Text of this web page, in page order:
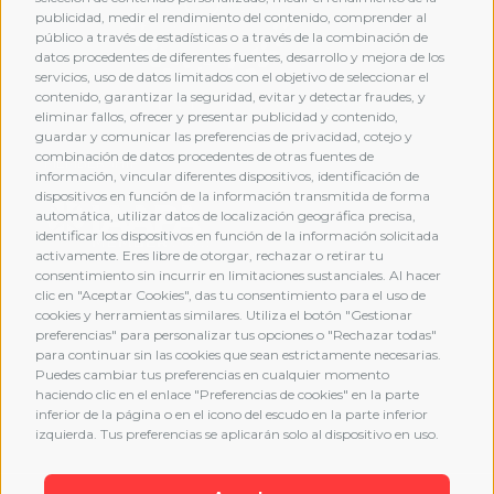
publicidad, medir el rendimiento del contenido, comprender al
público a través de estadísticas o a través de la combinación de
datos procedentes de diferentes fuentes, desarrollo y mejora de los
servicios, uso de datos limitados con el objetivo de seleccionar el
contenido, garantizar la seguridad, evitar y detectar fraudes, y
eliminar fallos, ofrecer y presentar publicidad y contenido,
guardar y comunicar las preferencias de privacidad, cotejo y
combinación de datos procedentes de otras fuentes de
información, vincular diferentes dispositivos, identificación de
dispositivos en función de la información transmitida de forma
automática, utilizar datos de localización geográfica precisa,
identificar los dispositivos en función de la información solicitada
activamente. Eres libre de otorgar, rechazar o retirar tu
consentimiento sin incurrir en limitaciones sustanciales. Al hacer
clic en "Aceptar Cookies", das tu consentimiento para el uso de
cookies y herramientas similares. Utiliza el botón "Gestionar
preferencias" para personalizar tus opciones o "Rechazar todas"
para continuar sin las cookies que sean estrictamente necesarias.
Puedes cambiar tus preferencias en cualquier momento
haciendo clic en el enlace "Preferencias de cookies" en la parte
inferior de la página o en el icono del escudo en la parte inferior
izquierda. Tus preferencias se aplicarán solo al dispositivo en uso.
MEMBERSHIP